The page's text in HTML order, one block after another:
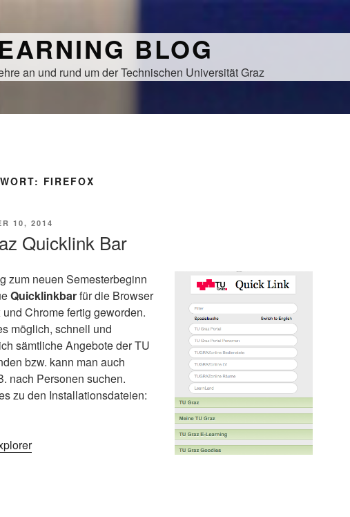
BLOG
an und rund um der Technischen Universität Graz
FIREFOX
10, 2014
Quicklink Bar
zum neuen Semesterbeginn
Quicklinkbarfür die Browser
und Chrome fertig geworden.
möglich, schnell und
sämtliche Angebote der TU
bzw. kann man auch
nach Personen suchen.
zu den Installationsdateien: